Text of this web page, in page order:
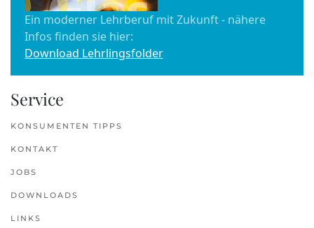
Ein moderner Lehrberuf mit Zukunft - nähere
Infos finden sie hier:
Download Lehrlingsfolder
Service
KONSUMENTEN TIPPS
KONTAKT
JOBS
DOWNLOADS
LINKS